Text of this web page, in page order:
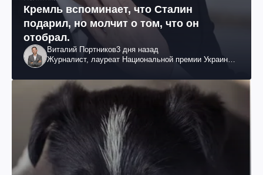
Кремль вспоминает, что Сталин
подарил, но молчит о том, что он
отобрал.
Виталий Портников3 дня назад
Журналист, лауреат Национальной премии Украины